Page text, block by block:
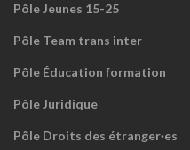
Pôle Jeunes 15-25
Pôle Team trans inter
Pôle Éducation formation
Pôle Juridique
Pôle Droits des étranger·es